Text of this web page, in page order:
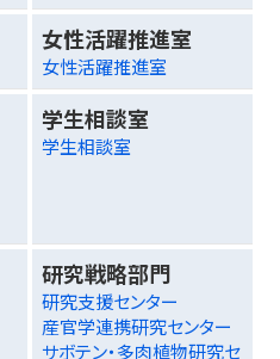
女性活躍推進室
女性活躍推進室
学生相談室
学生相談室
研究戦略部門
研究支援センター
産官学連携研究センター
サボテン・多肉植物研究セ